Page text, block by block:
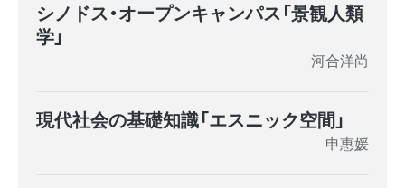
シノドス・オープンキャンパス「景観人類
学」
河合洋尚
現代社会の基礎知識「エスニック空間」
申惠媛